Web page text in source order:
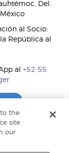
Del.
al Socio:
República al
al +52 55
to the
site
our